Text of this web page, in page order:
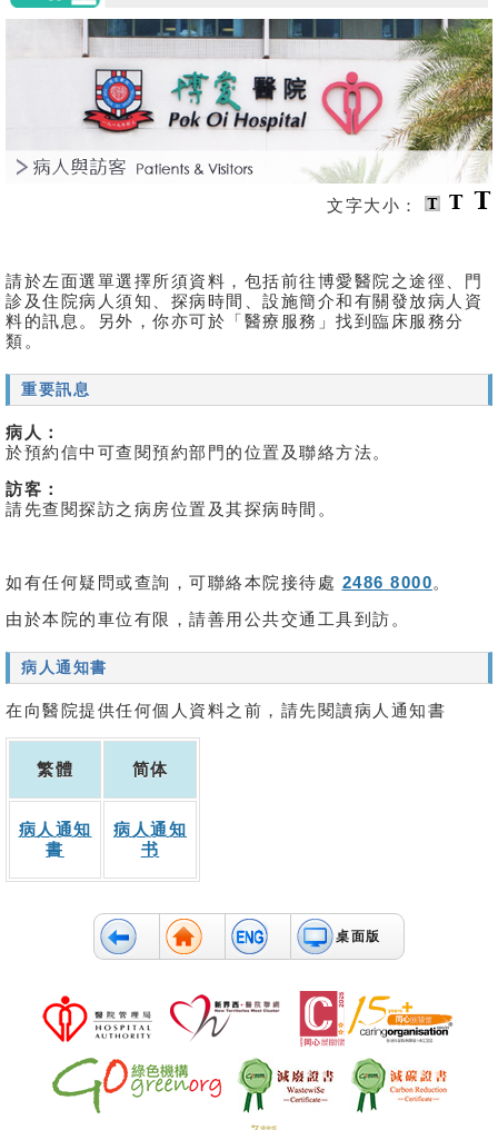
文字大小：
請於左面選單選擇所須資料，包括前往博愛醫院之途徑、門
診及住院病人須知、探病時間、設施簡介和有關發放病人資
料的訊息。另外，你亦可於「醫療服務」找到臨床服務分
類。
重要訊息
病人：
於預約信中可查閱預約部門的位置及聯絡方法。
訪客：
請先查閱探訪之病房位置及其探病時間。
如有任何疑問或查詢，可聯絡本院接待處 2486 8000。
由於本院的車位有限，請善用公共交通工具到訪。
病人通知書
在向醫院提供任何個人資料之前，請先閱讀病人通知書
繁體 简体
病人通知
書
病人通知
书
桌面版